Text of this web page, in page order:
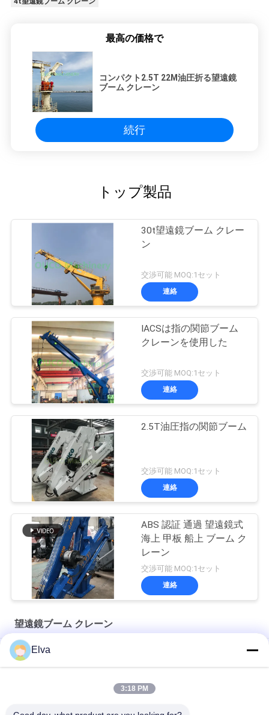
最高の価格で
コンパクト2.5T 22M油圧折る望遠鏡
ブーム クレーン
続行
トップ製品
30t望遠鏡ブーム クレー
ン
交渉可能 MOQ:1セット
連絡
IACSは指の関節ブーム
クレーンを使用した
交渉可能 MOQ:1セット
連絡
2.5T油圧指の関節ブーム
交渉可能 MOQ:1セット
連絡
ABS 認証 通過 望遠鏡式
海上 甲板 船上 ブーム ク
レーン
交渉可能 MOQ:1セット
連絡
望遠鏡ブーム クレーン
船舶用10トン電動機関室クレーン
Elva
3:18 PM